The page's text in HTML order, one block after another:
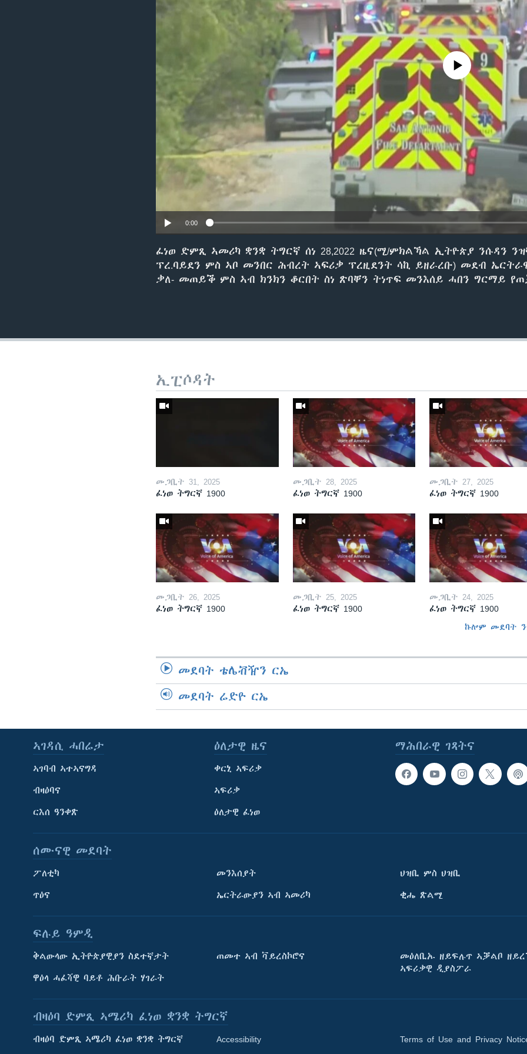
ትምህርቲ እንግሊዝኛ
ማሕበራዊ ገጻትና
No media source currently
0:00
ፈነወ ድምጺ ኣመሪካ ቋንቋ ትግርኛ ሰነ 28,2022 ዜና(ሚ/ምክልኻል ኢትዮጵያ ንሱዳን
ፕረ.ባይደን ምስ ኣቦ መንበር ሕብረት ኣፍሪቃ ፕረዚደንት ሳኪ ይዘራረቡ) መደብ
ቃለ- መጠይቕ ምስ ኣብ ክንክን ቆርበት ስነ ጽባቐን ትነጥፍ መንእሰይ ሓበን ግርማይ
ኢፒሶዳት
መጋቢት 31, 2025
ፈነወ ትግርኛ 1900
መጋቢት 28, 2025
ፈነወ ትግርኛ 1900
መጋቢት 27, 2025
ፈነወ ትግርኛ 1900
መጋቢት 26, 2025
ፈነወ ትግርኛ 1900
መጋቢት 25, 2025
ፈነወ ትግርኛ 1900
መጋቢት 24, 2025
ፈነወ ትግርኛ 1900
ኩሎም መደባት
መደባት ቴሌቭዥን ርኤ
መደባት ሬድዮ ርኤ
ማሕበራዊ ገጻትና
ኣገዳሲ ሓበሬታ
ኣገባብ ኣተኣናግዳ
ብዛዕባና
ርእሰ ዓንቀጽ
ዕለታዊ ዜና
ቀርኒ ኣፍሪቃ
ኣፍሪቃ
ዕለታዊ ፈነወ
ሰሙናዊ መደባት
ፖለቲካ
ጥዕና
መንእሰያት
ኤርትራውያን ኣብ ኣመሪካ
ህዝቢ ምስ ህዝቢ
ቂሔ ጽልሚ
ፍሉይ ዓምዲ
ቅልውላው ኢትዮጵያዊያን ስደተኛታት
ዋዕላ ሓፈሻዊ ባይቶ ሕቡራት ሃገራት
ጠመተ ኣብ ቫይረስኮሮና
መዕለቢኡ ዘይፍሉጥ ኣቓልቦ
ኣፍሪቃዊ ዲያስፖራ
ብዛዕባ ድምጺ ኣሜሪካ ፈነወ ቋንቋ ትግርኛ
ብዛዕባ ድምጺ ኣሜሪካ ፈነወ ቋንቋ ትግርኛ Accessibility Terms of Use and Privacy